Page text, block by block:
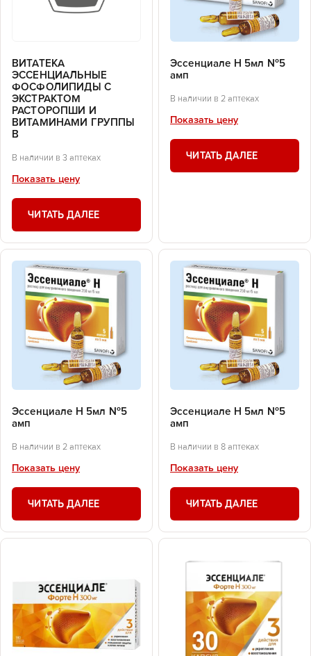
ВИТАТЕКА
ЭССЕНЦИАЛЬНЫЕ
ФОСФОЛИПИДЫ С
ЭКСТРАКТОМ
РАСТОРОПШИ И
ВИТАМИНАМИ ГРУППЫ
В
В наличии в 3 аптеках
Показать цену
ЧИТАТЬ ДАЛЕЕ
Эссенциале Н 5мл №5
амп
В наличии в 2 аптеках
Показать цену
ЧИТАТЬ ДАЛЕЕ
Эссенциале Н 5мл №5
амп
В наличии в 2 аптеках
Показать цену
ЧИТАТЬ ДАЛЕЕ
Эссенциале Н 5мл №5
амп
В наличии в 8 аптеках
Показать цену
ЧИТАТЬ ДАЛЕЕ